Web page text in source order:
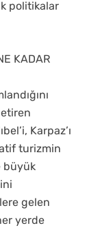
politikalar
KADAR
Karpaz’ı
turizmin
büyük
gelen
yerde